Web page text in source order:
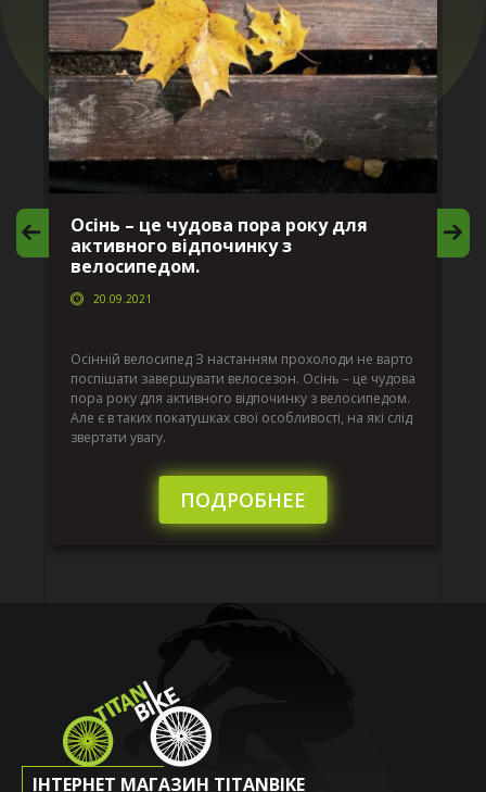
Осінь – це чудова пора року для
активного відпочинку з
велосипедом.
20.09.2021
Осінній велосипед З настанням прохолоди не варто
поспішати завершувати велосезон. Осінь – це чудова
пора року для активного відпочинку з велосипедом.
Але є в таких покатушках свої особливості, на які слід
звертати увагу.
ПОДРОБНЕЕ
ІНТЕРНЕТ МАГАЗИН TITANBIKE